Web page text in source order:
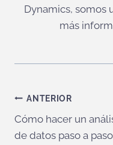
Dynamics, somos
más
Navegación
de
ANTERIOR
Cómo hacer un
de datos paso a paso